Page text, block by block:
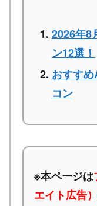
2026年8
ン12選！
おすす
コン
※本ページは
エイト広告